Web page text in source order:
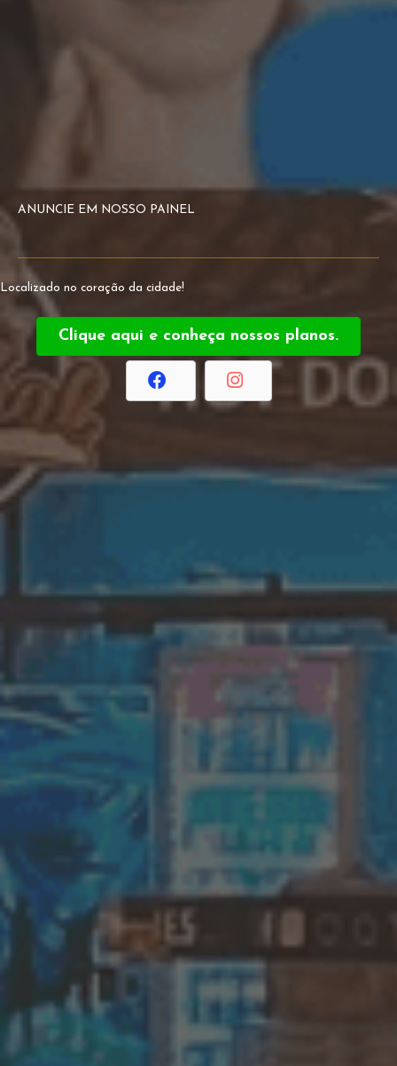
ANUNCIE EM NOSSO PAINEL
Localizado no coração da cidade!
Clique aqui e conheça nossos planos.